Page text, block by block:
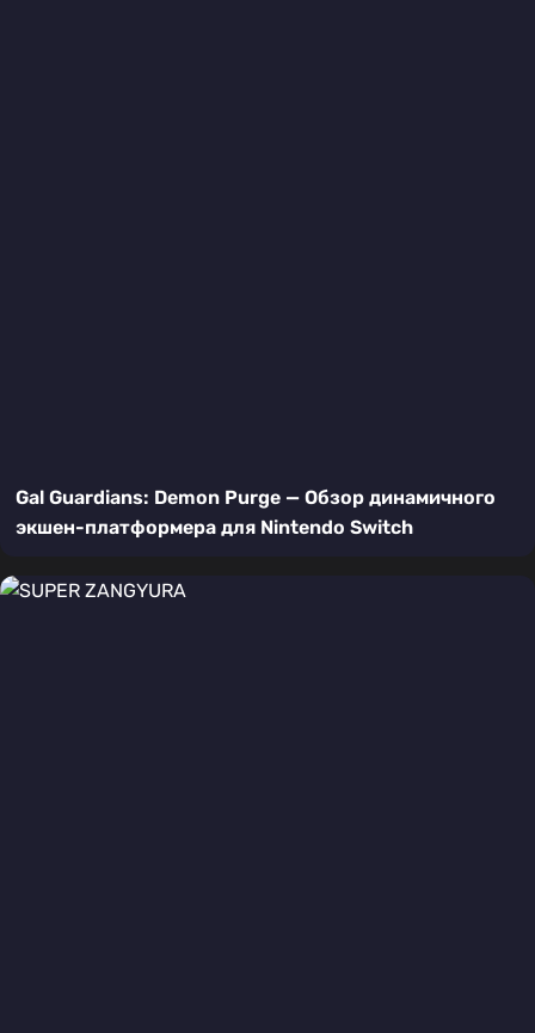
Gal Guardians: Demon Purge — Обзор динамичного
экшен-платформера для Nintendo Switch